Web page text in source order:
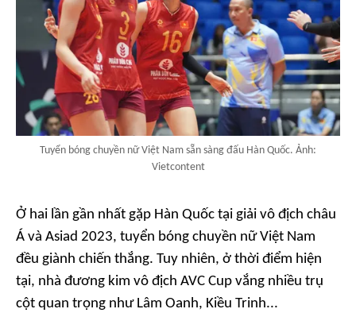
Tuyển bóng chuyền nữ Việt Nam sẵn sàng đấu Hàn Quốc. Ảnh:
Vietcontent
Ở hai lần gần nhất gặp Hàn Quốc tại giải vô địch châu
Á và Asiad 2023, tuyển bóng chuyền nữ Việt Nam
đều giành chiến thắng. Tuy nhiên, ở thời điểm hiện
tại, nhà đương kim vô địch AVC Cup vắng nhiều trụ
cột quan trọng như Lâm Oanh, Kiều Trinh...